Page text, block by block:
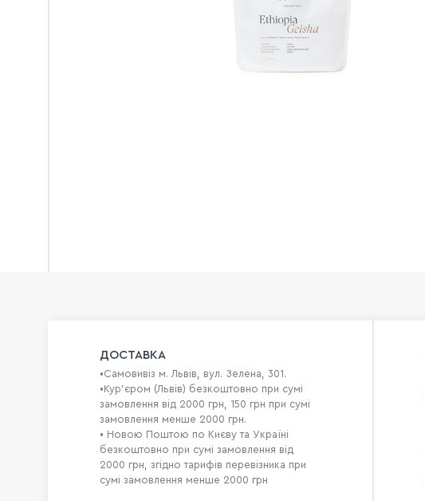
ДОСТАВКА
•Самовивіз м. Львів, вул. Зелена, 301.
•Кур'єром (Львів) безкоштовно при сумі
замовлення від 2000 грн, 150 грн при сумі
замовлення менше 2000 грн.
• Новою Поштою по Києву та Україні
безкоштовно при сумі замовлення від
2000 грн, згідно тарифів перевізника при
сумі замовлення менше 2000 грн